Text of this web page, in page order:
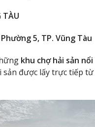
TÀU
5, TP. Vũng Tàu
khu chợ hải sản
sản được lấy trực tiếp